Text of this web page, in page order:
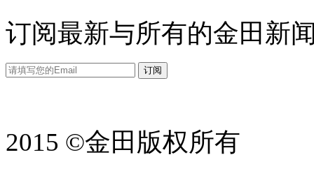
订阅最新与所有的金田新
2015 ©金田版权所有